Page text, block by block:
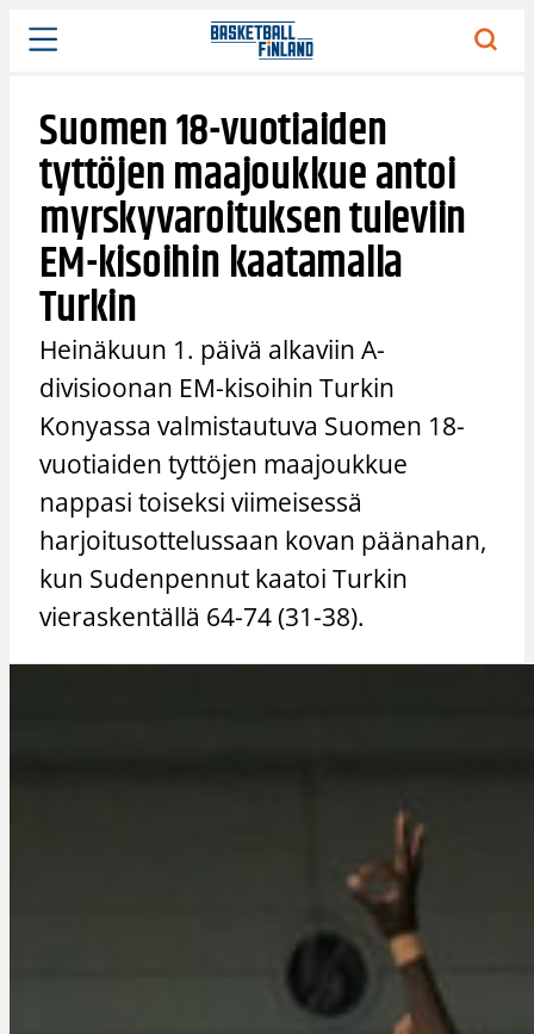
Siirry
sisältöön
Suomen 18-vuotiaiden
tyttöjen maajoukkue antoi
myrskyvaroituksen tuleviin
EM-kisoihin kaatamalla
Turkin
Heinäkuun 1. päivä alkaviin A-
divisioonan EM-kisoihin Turkin
Konyassa valmistautuva Suomen 18-
vuotiaiden tyttöjen maajoukkue
nappasi toiseksi viimeisessä
harjoitusottelussaan kovan päänahan,
kun Sudenpennut kaatoi Turkin
vieraskentällä 64-74 (31-38).